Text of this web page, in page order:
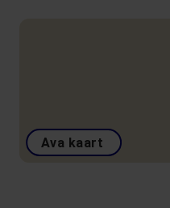
Ava kaart